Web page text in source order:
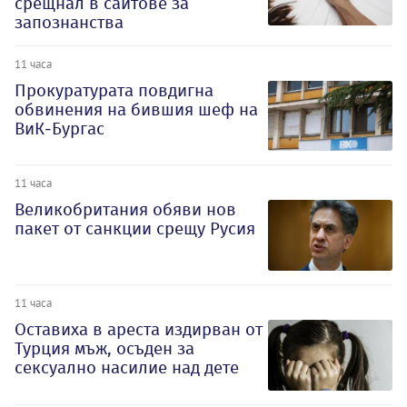
запознанства
11 часа
Прокуратурата повдигна
обвинения на бившия шеф на
ВиК-Бургас
11 часа
Великобритания обяви нов
пакет от санкции срещу Русия
11 часа
Оставиха в ареста издирван от
Турция мъж, осъден за
сексуално насилие над дете